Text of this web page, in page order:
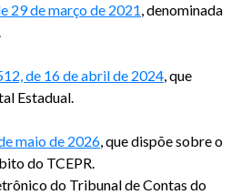
29 de março de 2021, denominada
de 16 de abril de 2024, que
Estadual.
maio de 2026, que dispõe sobre o
do TCEPR.
do Tribunal de Contas do